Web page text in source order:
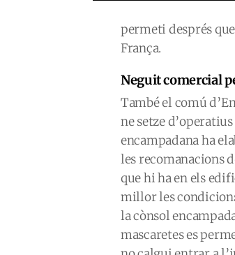
permeti després
França.
Neguit comercial
També el comú
ne setze
encampadana ha
les recomanacions
que hi ha en els
millor les
la cònsol
mascaretes es